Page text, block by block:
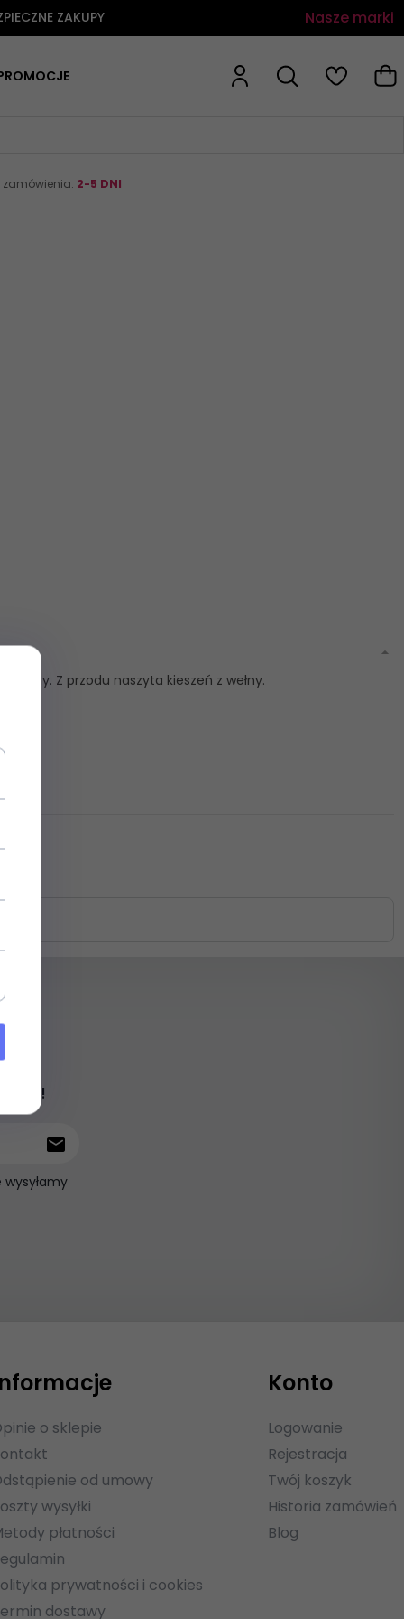
ZAKUPY Nasze marki
2-5 DNI
wełny. Z przodu naszyta kieszeń z wełny.
!
wysyłamy
o sklepie
od umowy
wysyłki
płatności
prywatności i cookies
dostawy
Konto
Logowanie
Rejestracja
Twój koszyk
Historia zamówień
Blog